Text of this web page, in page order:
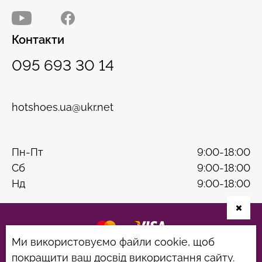
Контакти
095 693 30 14
hotshoes.ua@ukr.net
Пн-Пт
9:00-18:00
Сб
9:00-18:00
Нд
9:00-18:00
Розробка сайту
Ми використовуємо файли cookie, щоб
покращити ваш досвід використання сайту.